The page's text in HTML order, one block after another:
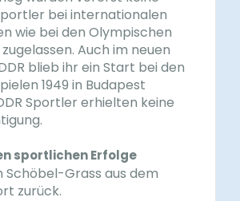
bei internationalen
wie bei den Olympischen
Auch im neuen
blieb ihr ein Start bei den
1949 in Budapest
Sportler erhielten keine
sportlichen Erfolge
Schöbel-Grass aus dem
zurück.